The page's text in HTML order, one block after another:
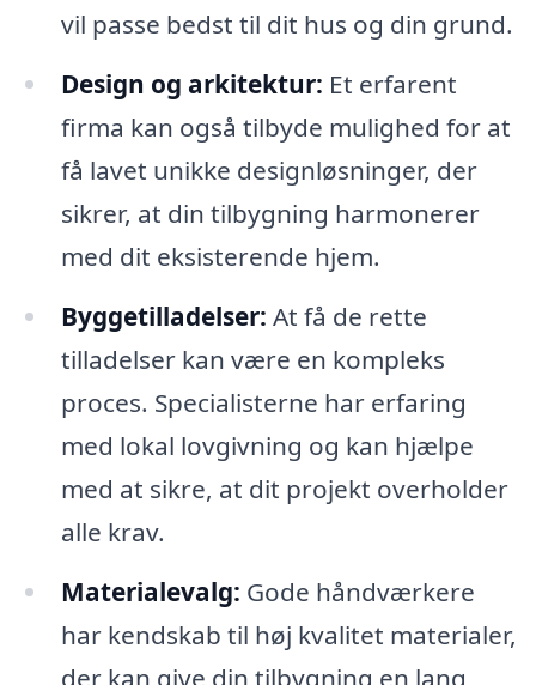
vil passe bedst til dit hus og din grund.
Design og arkitektur: Et erfarent
firma kan også tilbyde mulighed for at
få lavet unikke designløsninger, der
sikrer, at din tilbygning harmonerer
med dit eksisterende hjem.
Byggetilladelser: At få de rette
tilladelser kan være en kompleks
proces. Specialisterne har erfaring
med lokal lovgivning og kan hjælpe
med at sikre, at dit projekt overholder
alle krav.
Materialevalg: Gode håndværkere
har kendskab til høj kvalitet materialer,
der kan give din tilbygning en lang